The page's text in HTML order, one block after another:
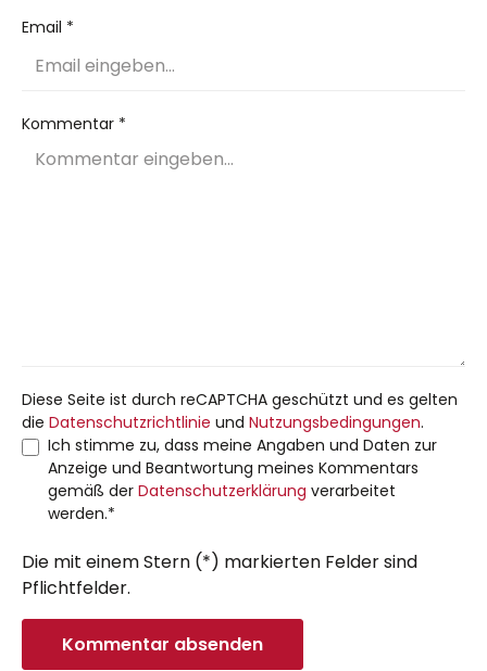
Email *
Kommentar *
Diese Seite ist durch reCAPTCHA geschützt und es gelten
die Datenschutzrichtlinie und Nutzungsbedingungen.
Ich stimme zu, dass meine Angaben und Daten zur
Anzeige und Beantwortung meines Kommentars
gemäß der Datenschutzerklärung verarbeitet
werden.*
Die mit einem Stern (*) markierten Felder sind
Pflichtfelder.
Kommentar absenden